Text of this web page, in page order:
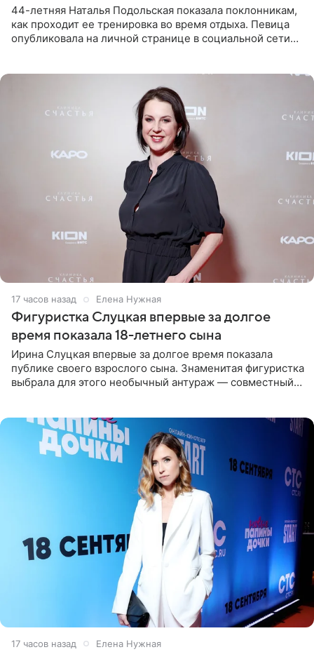
44-летняя Наталья Подольская показала поклонникам,
как проходит ее тренировка во время отдыха. Певица
опубликовала на личной странице в социальной сети
17 часов назад Елена Нужная
Фигуристка Слуцкая впервые за долгое
время показала 18-летнего сына
Ирина Слуцкая впервые за долгое время показала
публике своего взрослого сына. Знаменитая фигуристка
выбрала для этого необычный антураж — совместный
17 часов назад Елена Нужная